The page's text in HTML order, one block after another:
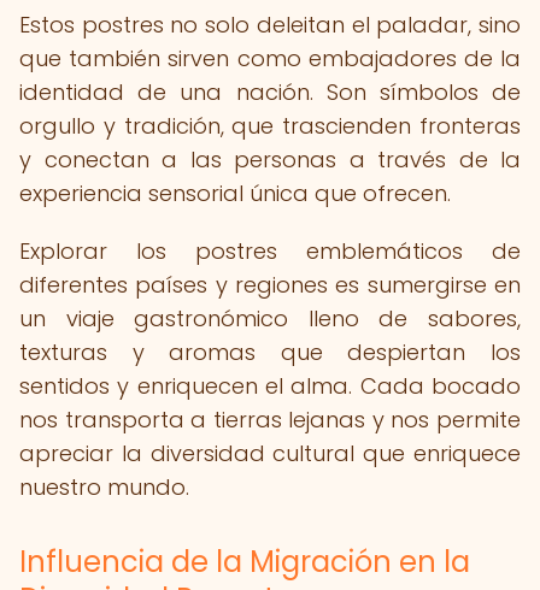
Estos postres no solo deleitan el paladar, sino
que también sirven como embajadores de la
identidad de una nación. Son símbolos de
orgullo y tradición, que trascienden fronteras
y conectan a las personas a través de la
experiencia sensorial única que ofrecen.
Explorar los postres emblemáticos de
diferentes países y regiones es sumergirse en
un viaje gastronómico lleno de sabores,
texturas y aromas que despiertan los
sentidos y enriquecen el alma. Cada bocado
nos transporta a tierras lejanas y nos permite
apreciar la diversidad cultural que enriquece
nuestro mundo.
Influencia de la Migración en la